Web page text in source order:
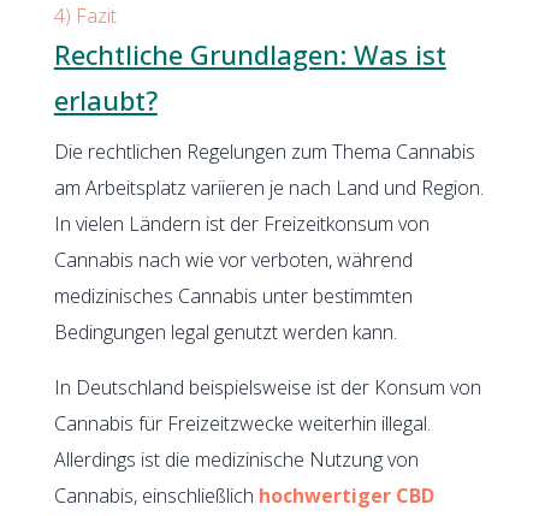
4) Fazit
Rechtliche Grundlagen: Was ist
erlaubt?
Die rechtlichen Regelungen zum Thema Cannabis
am Arbeitsplatz variieren je nach Land und Region.
In vielen Ländern ist der Freizeitkonsum von
Cannabis nach wie vor verboten, während
medizinisches Cannabis unter bestimmten
Bedingungen legal genutzt werden kann.
In Deutschland beispielsweise ist der Konsum von
Cannabis für Freizeitzwecke weiterhin illegal.
Allerdings ist die medizinische Nutzung von
Cannabis, einschließlich hochwertiger CBD